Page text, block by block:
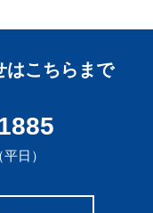
はこちらまで
日）